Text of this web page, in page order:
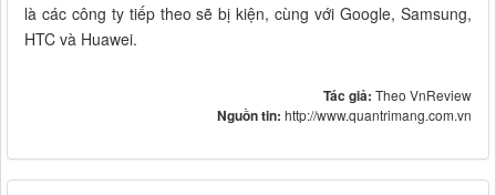
là các công ty tiếp theo sẽ bị kiện, cùng với Google, Samsung,
HTC và Huawei.
Tác giả: Theo VnReview
Nguồn tin: http://www.quantrimang.com.vn